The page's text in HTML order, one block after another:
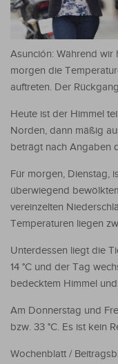
Asunción: Während wir
morgen die
auftreten. Der
Heute ist der Himmel
Norden, dann mäßig
beträgt nach Angaben
Für morgen, Dienstag,
überwiegend
vereinzelten
Temperaturen liegen
Unterdessen liegt die
14 °C und der Tag
bedecktem Himmel
Am Donnerstag und
bzw. 33 °C. Es ist kein
Wochenblatt /